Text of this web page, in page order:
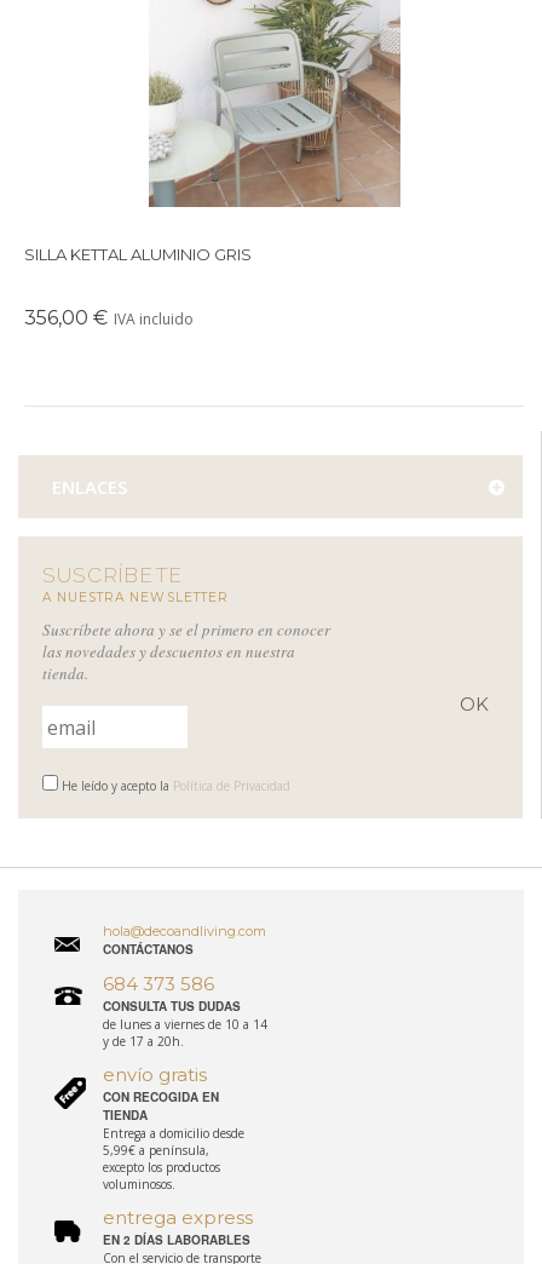
Preciosa silla de aluminio en color gris claro con respaldo y
reposabrazos de la firma Kettal modelo Village.
SILLA KETTAL ALUMINIO GRIS
356,00 € IVA incluido
ENLACES
SUSCRÍBETE
A NUESTRA NEWSLETTER
Suscríbete ahora y se el primero en conocer
las novedades y descuentos en nuestra
tienda.
He leído y acepto la Política de Privacidad
hola@decoandliving.com
CONTÁCTANOS
684 373 586
CONSULTA TUS DUDAS
de lunes a viernes de 10 a 14
y de 17 a 20h.
envío gratis
CON RECOGIDA EN
TIENDA
Entrega a domicilio desde
5,99€ a península,
excepto los productos
voluminosos.
entrega express
EN 2 DÍAS LABORABLES
Con el servicio de transporte